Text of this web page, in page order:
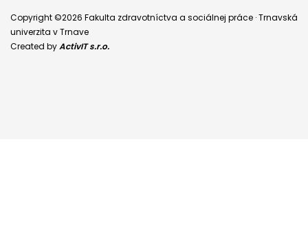
Copyright ©2026 Fakulta zdravotníctva a sociálnej práce · Trnavská
univerzita v Trnave
Created byActivIT s.r.o.